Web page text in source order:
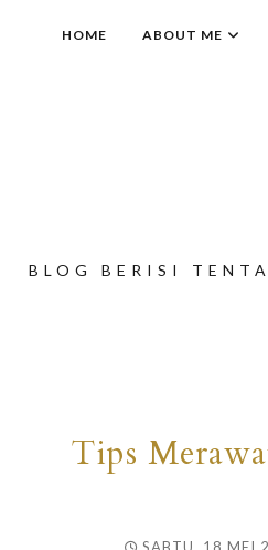
HOME ABOUT ME
BLOG BERISI
Tips